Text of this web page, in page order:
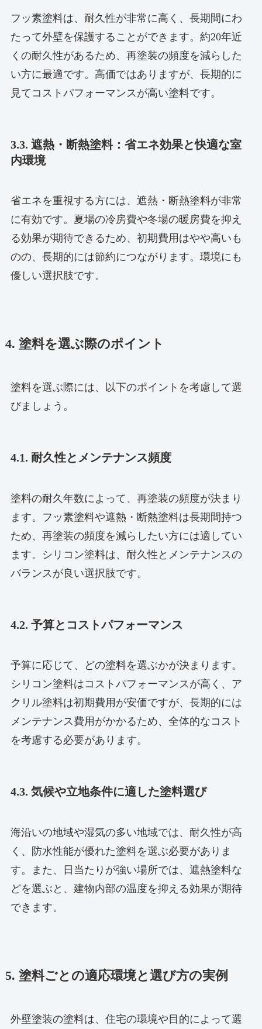
フッ素塗料は、耐久性が非常に高く、長期間にわ
たって外壁を保護することができます。約20年近
くの耐久性があるため、再塗装の頻度を減らした
い方に最適です。高価ではありますが、長期的に
見てコストパフォーマンスが高い塗料です。
3.3. 遮熱・断熱塗料：省エネ効果と快適な室
内環境
省エネを重視する方には、遮熱・断熱塗料が非常
に有効です。夏場の冷房費や冬場の暖房費を抑え
る効果が期待できるため、初期費用はやや高いも
のの、長期的には節約につながります。環境にも
優しい選択肢です。
4. 塗料を選ぶ際のポイント
塗料を選ぶ際には、以下のポイントを考慮して選
びましょう。
4.1. 耐久性とメンテナンス頻度
塗料の耐久年数によって、再塗装の頻度が決まり
ます。フッ素塗料や遮熱・断熱塗料は長期間持つ
ため、再塗装の頻度を減らしたい方には適してい
ます。シリコン塗料は、耐久性とメンテナンスの
バランスが良い選択肢です。
4.2. 予算とコストパフォーマンス
予算に応じて、どの塗料を選ぶかが決まります。
シリコン塗料はコストパフォーマンスが高く、ア
クリル塗料は初期費用が安価ですが、長期的には
メンテナンス費用がかかるため、全体的なコスト
を考慮する必要があります。
4.3. 気候や立地条件に適した塗料選び
海沿いの地域や湿気の多い地域では、耐久性が高
く、防水性能が優れた塗料を選ぶ必要がありま
す。また、日当たりが強い場所では、遮熱塗料な
どを選ぶと、建物内部の温度を抑える効果が期待
できます。
5. 塗料ごとの適応環境と選び方の実例
外壁塗装の塗料は、住宅の環境や目的によって選